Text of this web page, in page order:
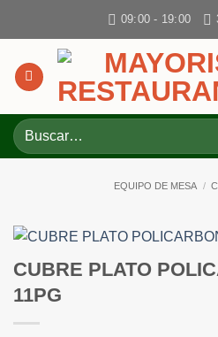
09:00 - 19:00
Buscar
por:
EQUIPO DE MESA /
CUBRE PLATO
11PG